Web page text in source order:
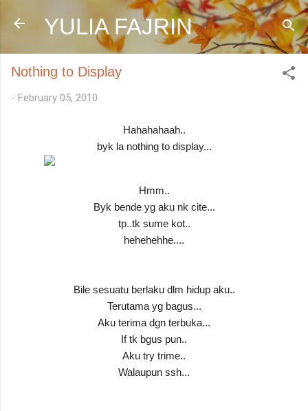
Skip to main content
YULIA FAJRIN
Nothing to Display
- February 05, 2010
Hahahahaah..
byk la nothing to display...
Hmm..
Byk bende yg aku nk cite...
tp..tk sume kot..
hehehehhe....
Bile sesuatu berlaku dlm hidup aku..
Terutama yg bagus...
Aku terima dgn terbuka...
If tk bgus pun..
Aku try trime..
Walaupun ssh...